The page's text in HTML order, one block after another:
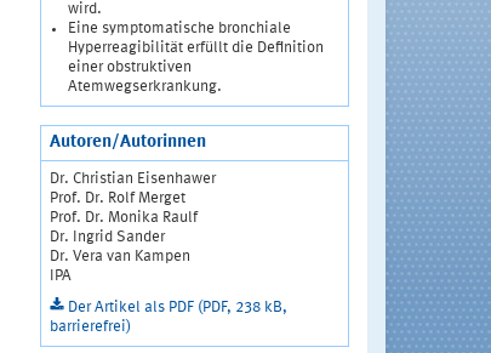
wird.
Eine symptomatische bronchiale
Hyperreagibilität erfüllt die Definition
einer obstruktiven
Atemwegserkrankung.
Autoren/Autorinnen
Dr. Christian Eisenhawer
Prof. Dr. Rolf Merget
Prof. Dr. Monika Raulf
Dr. Ingrid Sander
Dr. Vera van Kampen
IPA
Der Artikel als PDF (PDF, 238 kB,
barrierefrei)